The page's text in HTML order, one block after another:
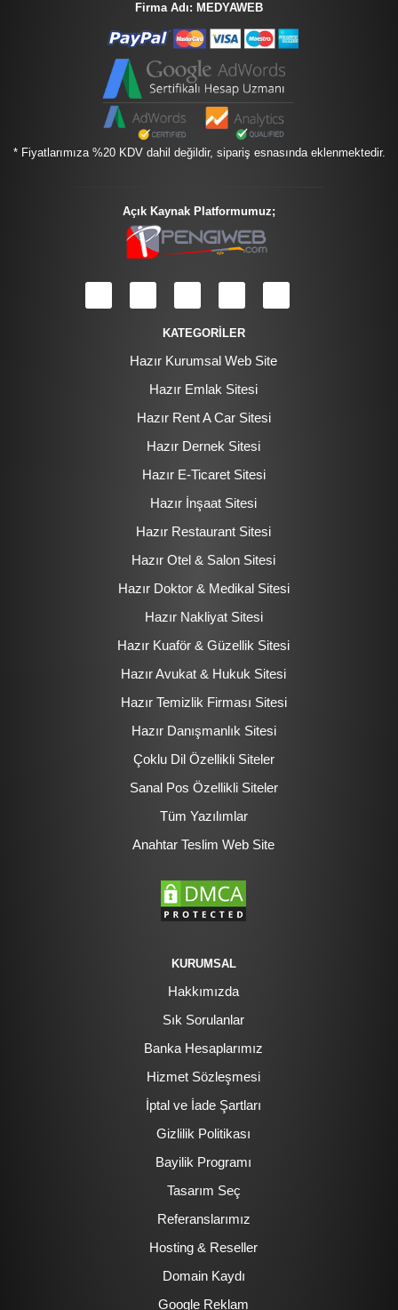
Firma Adı: MEDYAWEB
* Fiyatlarımıza %20 KDV dahil değildir, sipariş esnasında eklenmektedir.
Açık Kaynak Platformumuz;
KATEGORİLER
Hazır Kurumsal Web Site
Hazır Emlak Sitesi
Hazır Rent A Car Sitesi
Hazır Dernek Sitesi
Hazır E-Ticaret Sitesi
Hazır İnşaat Sitesi
Hazır Restaurant Sitesi
Hazır Otel & Salon Sitesi
Hazır Doktor & Medikal Sitesi
Hazır Nakliyat Sitesi
Hazır Kuaför & Güzellik Sitesi
Hazır Avukat & Hukuk Sitesi
Hazır Temizlik Firması Sitesi
Hazır Danışmanlık Sitesi
Çoklu Dil Özellikli Siteler
Sanal Pos Özellikli Siteler
Tüm Yazılımlar
Anahtar Teslim Web Site
KURUMSAL
Hakkımızda
Sık Sorulanlar
Banka Hesaplarımız
Hizmet Sözleşmesi
İptal ve İade Şartları
Gizlilik Politikası
Bayilik Programı
Tasarım Seç
Referanslarımız
Hosting & Reseller
Domain Kaydı
Google Reklam